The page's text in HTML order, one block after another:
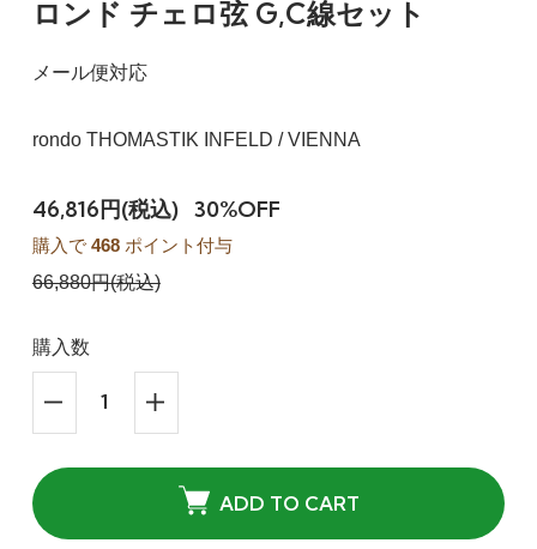
ロンド チェロ弦 G,C線セット
メール便対応
rondo THOMASTIK INFELD / VIENNA
46,816円(税込) 30%OFF
購入で 468ポイント付与
66,880円(税込)
購入数
ADD TO CART